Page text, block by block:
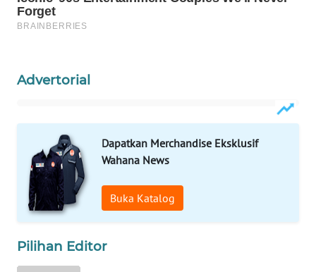
Advertorial
Dapatkan Merchandise Eksklusif
Wahana News
Buka Katalog
Pilihan Editor
WISATA
KONSUMEN
LISTRIK
MASYARAKAT
KELISTRIKAN
WALINKI
ID